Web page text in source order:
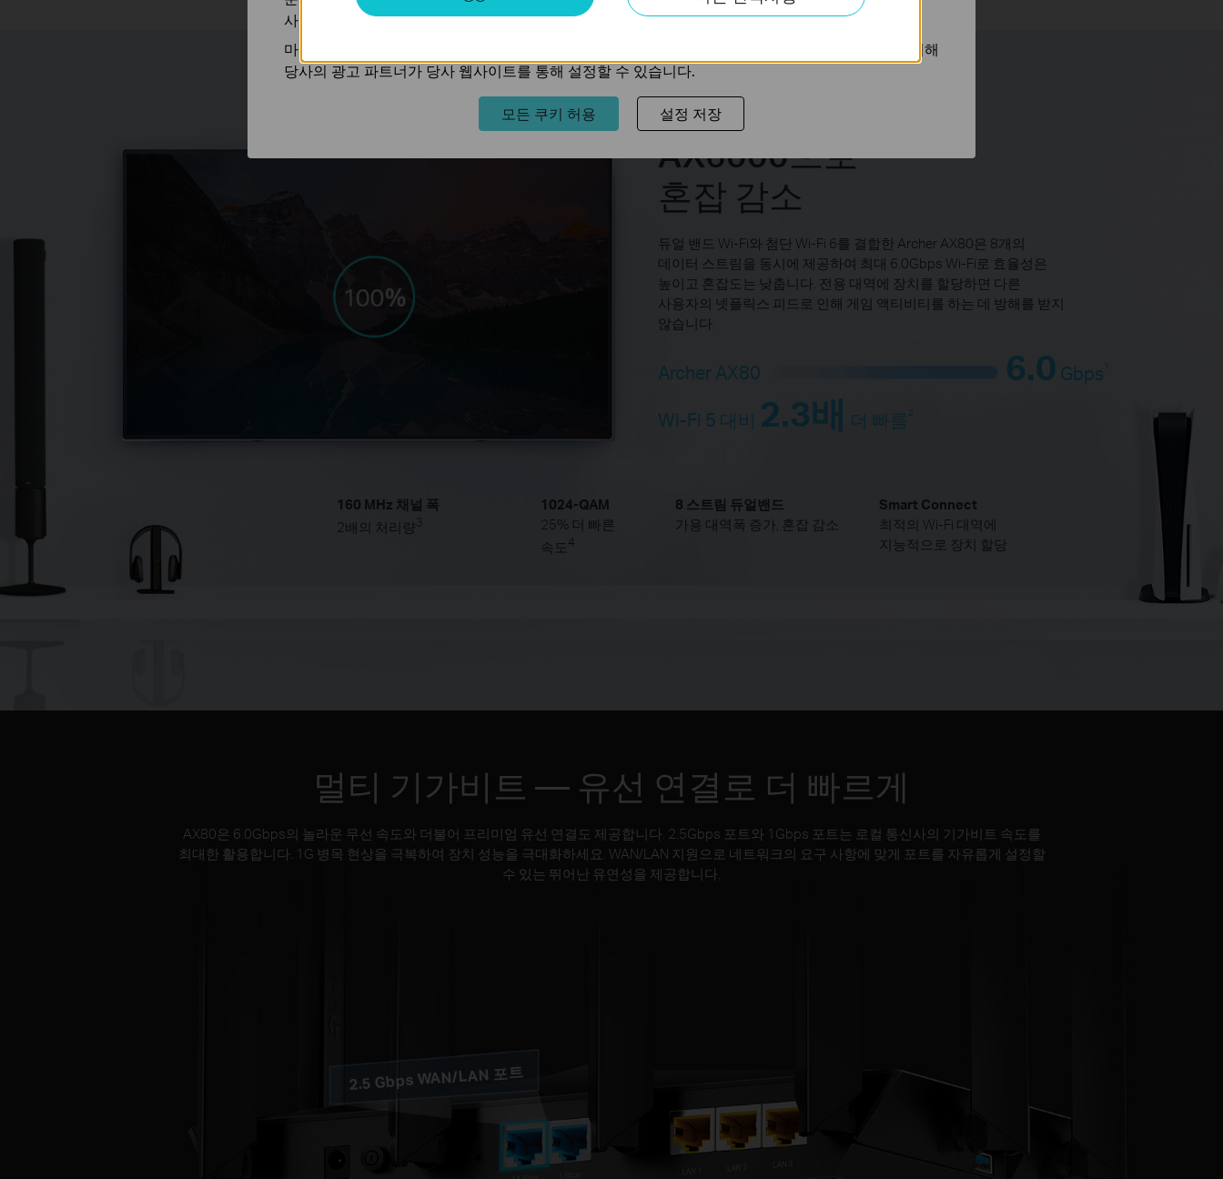
AX6000으로
혼잡 감소
듀얼 밴드 Wi-Fi와 첨단 Wi-Fi 6를 결합한 Archer AX80은 8개의
데이터 스트림을 동시에 제공하여 최대 6.0Gbps Wi-Fi로 효율성은
높이고 혼잡도는 낮춥니다. 전용 대역에 장치를 할당하면 다른
사용자의 넷플릭스 피드로 인해 게임 액티비티를 하는 데 방해를 받지
않습니다.
Archer AX80 6.0 Gbps 1
Wi-Fi 5 대비 2.3배 더 빠름 2
160 MHz 채널 폭
2배의 처리량3
1024-QAM
25% 더 빠른
속도 4
8 스트림 듀얼밴드
가용 대역폭 증가, 혼잡 감소
Smart Connect
최적의 Wi-Fi 대역에
지능적으로 장치 할당
멀티 기가비트 — 유선 연결로 더 빠르게
AX80은 6.0Gbps의 놀라운 무선 속도와 더불어 프리미엄 유선 연결도 제공합니다. 2.5Gbps 포트와 1Gbps 포트는 로컬 통신사의 기가비트 속도를
최대한 활용합니다. 1G 병목 현상을 극복하여 장치 성능을 극대화하세요. WAN/LAN 지원으로 네트워크의 요구 사항에 맞게 포트를 자유롭게 설정할
수 있는 뛰어난 유연성을 제공합니다.
2.5 Gbps WAN/LAN 포트
사용하는 쿠키입니다.
마케팅 쿠키는 귀하의 관심사에 대한 프로필을 생성하고 다른 웹사이트에서 관련 광고를 표시하기 위해
당사의 광고 파트너가 당사 웹사이트를 통해 설정할 수 있습니다.
모든 쿠키 허용 설정 저장